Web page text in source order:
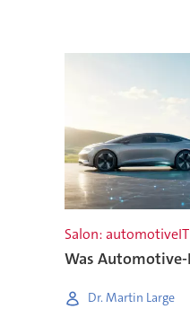
Salon:
Was Automotive-
Dr. Martin Large